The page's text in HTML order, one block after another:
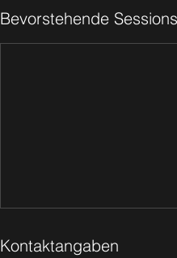
Bevorstehende Sessions
Kontaktangaben